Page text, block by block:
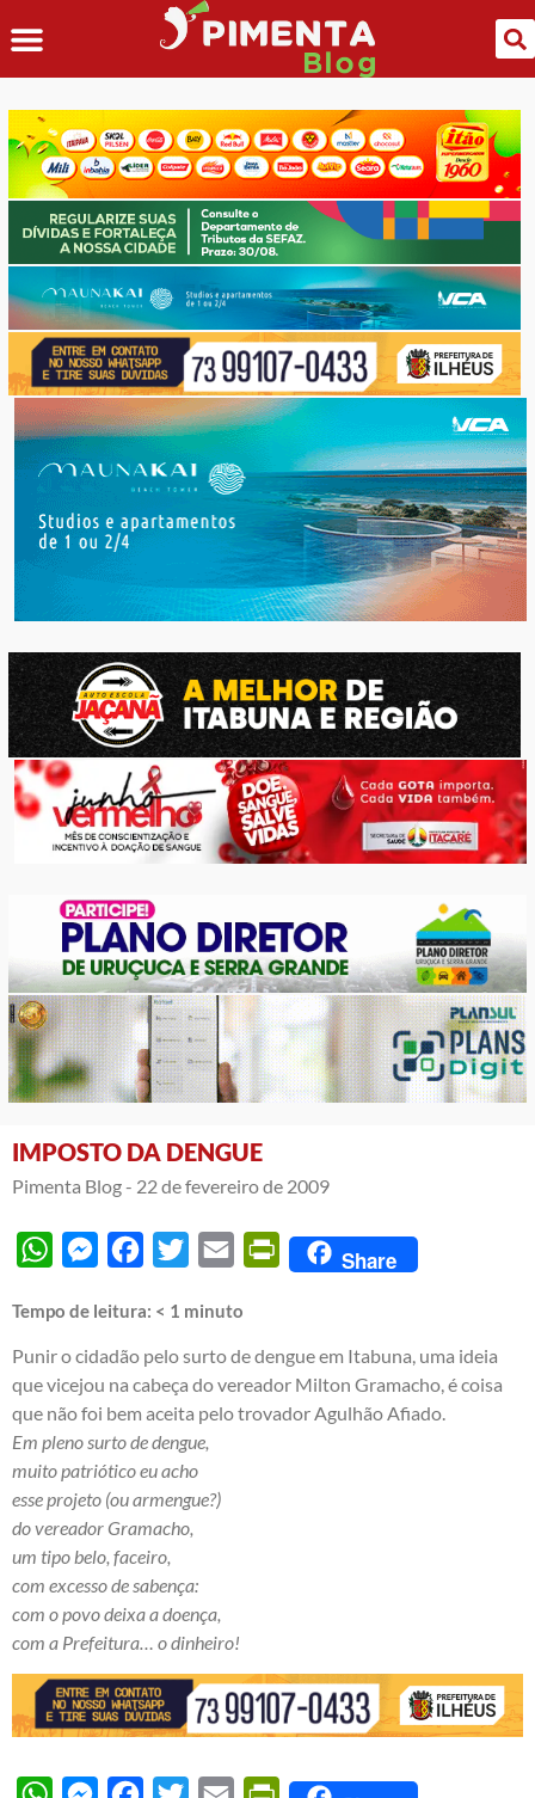
IMPOSTO DA DENGUE
Pimenta Blog - 22 de fevereiro de 2009
WhatsAppMessengerFacebook
Twitter Email PrintFriendly
Share
Tempo de leitura: < 1 minuto
Punir o cidadão pelo surto de dengue em Itabuna, uma ideia
que vicejou na cabeça do vereador Milton Gramacho, é coisa
que não foi bem aceita pelo trovador Agulhão Afiado.
Em pleno surto de dengue,
muito patriótico eu acho
esse projeto (ou armengue?)
do vereador Gramacho,
um tipo belo, faceiro,
com excesso de sabença:
com o povo deixa a doença,
com a Prefeitura… o dinheiro!
WhatsAppMessengerFacebook
Twitter Email PrintFriendly